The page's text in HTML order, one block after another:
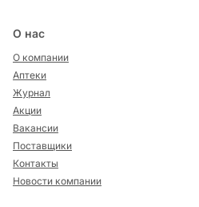
О нас
О компании
Аптеки
Журнал
Акции
Вакансии
Поставщики
Контакты
Новости компании